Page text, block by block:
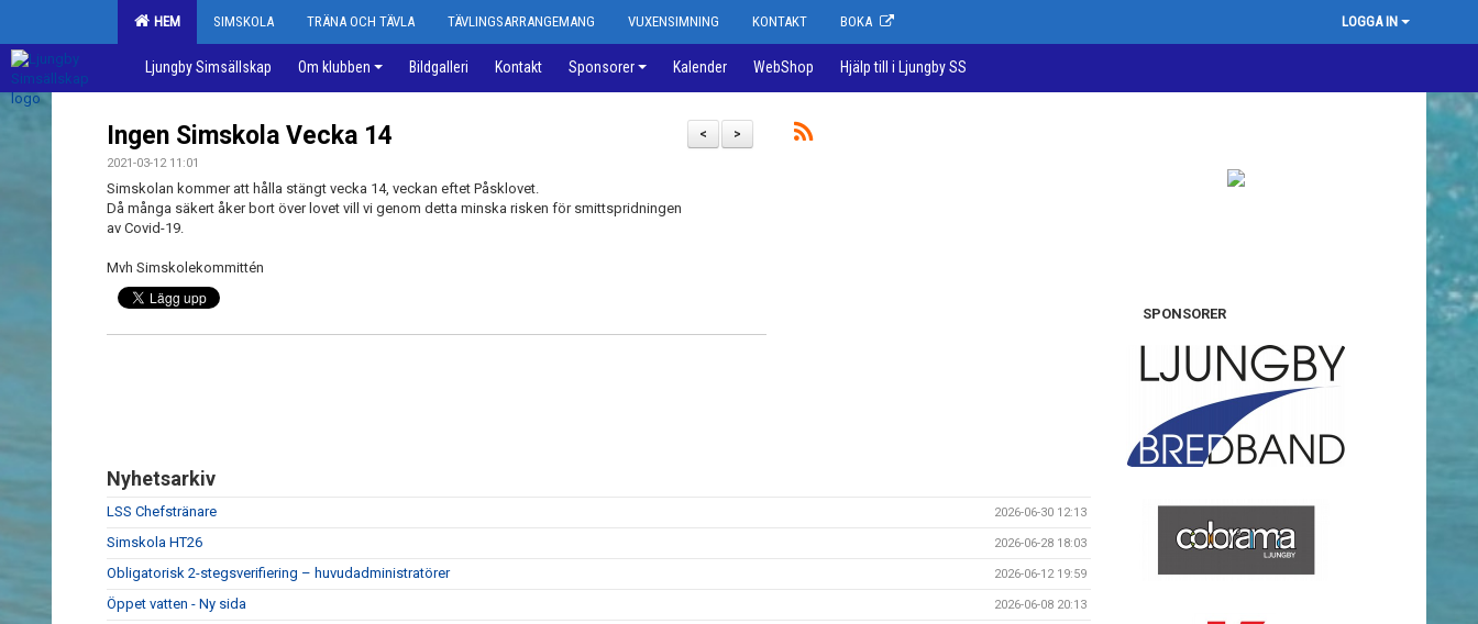
HEM SIMSKOLA TRÄNA OCH TÄVLA TÄVLINGSARRANGEMANG VUXENSIMNING KONTAKT BOKA LOGGA IN
Ljungby Simsällskap Om klubben Bildgalleri Kontakt Sponsorer Kalender WebShop Hjälp till i Ljungby SS
>
<
Ingen Simskola Vecka 14
2021-03-12 11:01
Simskolan kommer att hålla stängt vecka 14, veckan eftet Påsklovet.
Då många säkert åker bort över lovet vill vi genom detta minska risken för smittspridningen
av Covid-19.
Mvh Simskolekommittén
Nyhetsarkiv
LSS Chefstränare 2026-06-30 12:13
Simskola HT26 2026-06-28 18:03
Obligatorisk 2-stegsverifiering – huvudadministratörer 2026-06-12 19:59
Öppet vatten - Ny sida 2026-06-08 20:13
SPONSORER